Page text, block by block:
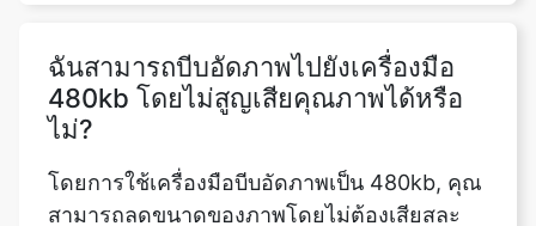
ไม่?
โดยการใช้เครื่องมือบีบอัดภาพเป็น 480kb, คุณ
สามารถลดขนาดของภาพโดยไม่ต้องเสียสละ
คุณภาพของพวกเขา.เว้นแต่จะระบุไว้เป็นอย่าง
อื่น, อัตราส่วนของภาพที่ขยายจะเท่ากับ